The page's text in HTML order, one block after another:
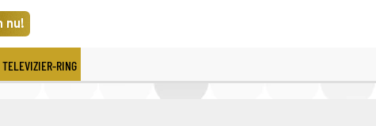
nu!
TELEVIZIER-RING